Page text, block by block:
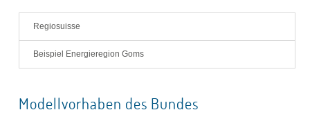
Regiosuisse
Beispiel Energieregion Goms
Modellvorhaben des Bundes